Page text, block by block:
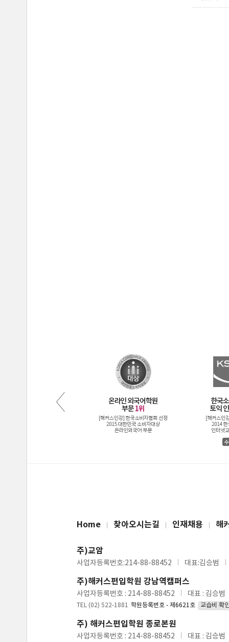
Home 찾아오시는길 인재채용 해
주)교암
사업자등록번호:214-88-88452 대표:김승범
주)해커스편입학원 강남역캠퍼스
사업자등록번호 : 214-88-88452 대표 : 김승범
TEL (02) 522-1881 학원등록번호 - 제6621호 교습비 확
주) 해커스편입학원 종로본원
사업자등록번호 : 214-88-88452 대표 : 김승범